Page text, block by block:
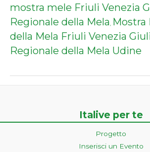
mostra mele Friuli Venezia
Regionale della Mela, Mostra
della Mela Friuli Venezia
Regionale della Mela Udine
Italive per te
Progetto
Inserisci un Evento